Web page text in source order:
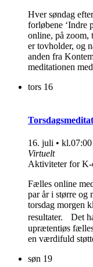
Hver søndag
forløbene ‘Indre
online, på zoom,
er tovholder, og
anden fra
meditationen
tors 16
16. juli • kl.07:00
Virtuelt
Aktiviteter for
Fælles online
par år i større og
torsdag morgen
resultater. Det
uprætentiøs
en værdifuld
søn 19